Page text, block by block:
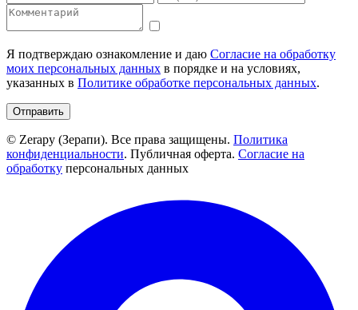
Я подтверждаю ознакомление и даю Согласие на обработку
моих персональных данных в порядке и на условиях,
указанных в Политике обработке персональных данных.
Отправить
© Zerapy (Зерапи). Все права защищены. Политика
конфиденциальности. Публичная оферта. Согласие на
обработку персональных данных